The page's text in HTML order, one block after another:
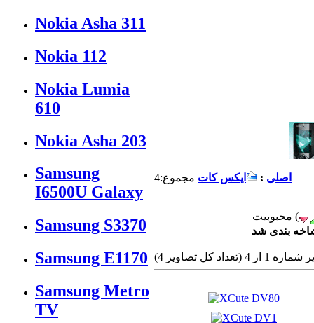
Nokia Asha 311
Nokia 112
Nokia Lumia
610
Nokia Asha 203
Samsung
I6500U Galaxy
Samsung S3370
Samsung E1170
Samsung Metro
TV
اصلی : ایکس کات مجموع:4
بندی شد
از 4 (تعداد كل تصاوير 4)